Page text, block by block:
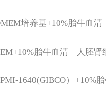
培养基+10%胎牛血
胎牛血清 人胚肾
1640(GIBCO）+10%